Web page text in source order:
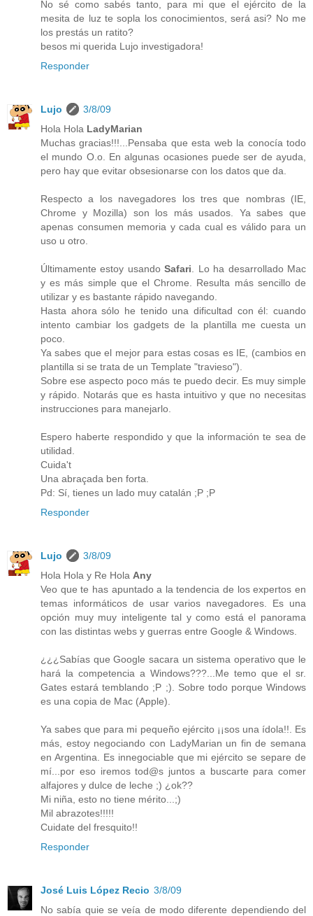
No sé como sabés tanto, para mi que el ejército de la
mesita de luz te sopla los conocimientos, será asi? No me
los prestás un ratito?
besos mi querida Lujo investigadora!
Responder
Lujo
3/8/09
Hola Hola LadyMarian
Muchas gracias!!!...Pensaba que esta web la conocía todo
el mundo O.o. En algunas ocasiones puede ser de ayuda,
pero hay que evitar obsesionarse con los datos que da.
Respecto a los navegadores los tres que nombras (IE,
Chrome y Mozilla) son los más usados. Ya sabes que
apenas consumen memoria y cada cual es válido para un
uso u otro.
Últimamente estoy usandoSafari . Lo ha desarrollado Mac
y es más simple que el Chrome. Resulta más sencillo de
utilizar y es bastante rápido navegando.
Hasta ahora sólo he tenido una dificultad con él: cuando
intento cambiar los gadgets de la plantilla me cuesta un
poco.
Ya sabes que el mejor para estas cosas es IE, (cambios en
plantilla si se trata de un Template "travieso").
Sobre ese aspecto poco más te puedo decir. Es muy simple
y rápido. Notarás que es hasta intuitivo y que no necesitas
instrucciones para manejarlo.
Espero haberte respondido y que la información te sea de
utilidad.
Cuida't
Una abraçada ben forta.
Pd: Sí, tienes un lado muy catalán ;P ;P
Responder
Lujo
3/8/09
Hola Hola y Re Hola Any
Veo que te has apuntado a la tendencia de los expertos en
temas informáticos de usar varios navegadores. Es una
opción muy muy inteligente tal y como está el panorama
con las distintas webs y guerras entre Google & Windows.
¿¿¿Sabías que Google sacara un sistema operativo que le
hará la competencia a Windows???...Me temo que el sr.
Gates estará temblando ;P ;). Sobre todo porque Windows
es una copia de Mac (Apple).
Ya sabes que para mi pequeño ejército ¡¡sos una ídola!!. Es
más, estoy negociando con LadyMarian un fin de semana
en Argentina. Es innegociable que mi ejército se separe de
mí...por eso iremos tod@s juntos a buscarte para comer
alfajores y dulce de leche ;) ¿ok??
Mi niña, esto no tiene mérito...;)
Mil abrazotes!!!!!
Cuidate del fresquito!!
Responder
José Luis López Recio 3/8/09
No sabía quie se veía de modo diferente dependiendo del